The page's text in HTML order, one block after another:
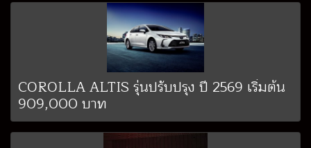
COROLLA ALTIS รุ่นปรับปรุง ปี 2569 เริ่มต้น
909,000 บาท